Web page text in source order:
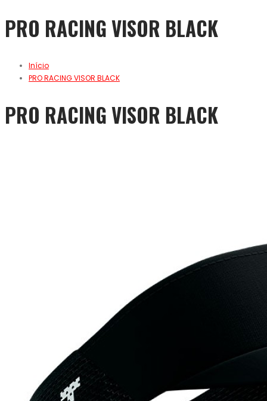
PRO RACING VISOR BLACK
Início
PRO RACING VISOR BLACK
PRO RACING VISOR BLACK